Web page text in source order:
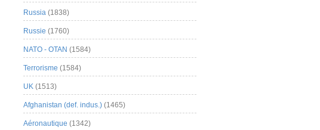
Russia (1838)
Russie (1760)
NATO - OTAN (1584)
Terrorisme (1584)
UK (1513)
Afghanistan (def. indus.) (1465)
Aéronautique (1342)